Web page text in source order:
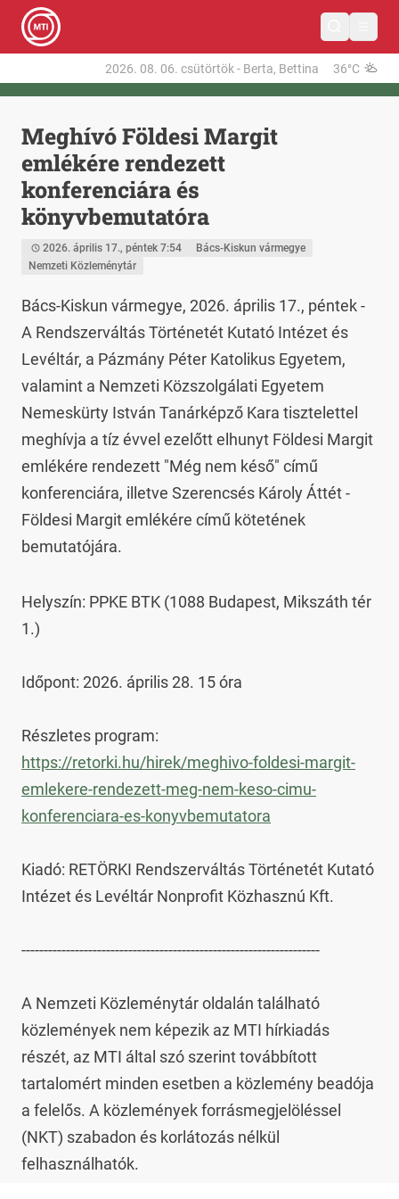
2026. 08. 06. csütörtök- Berta, Bettina 36°C
Meghívó Földesi Margit
emlékére rendezett
konferenciára és
könyvbemutatóra
2026. április 17., péntek 7:54
Bács-Kiskun vármegye
Nemzeti Közleménytár
Bács-Kiskun vármegye, 2026. április 17., péntek -
A Rendszerváltás Történetét Kutató Intézet és
Levéltár, a Pázmány Péter Katolikus Egyetem,
valamint a Nemzeti Közszolgálati Egyetem
Nemeskürty István Tanárképző Kara tisztelettel
meghívja a tíz évvel ezelőtt elhunyt Földesi Margit
emlékére rendezett "Még nem késő" című
konferenciára, illetve Szerencsés Károly Áttét -
Földesi Margit emlékére című kötetének
bemutatójára.
Helyszín: PPKE BTK (1088 Budapest, Mikszáth tér
1.)
Időpont: 2026. április 28. 15 óra
https://retorki.hu/hirek/meghivo-foldesi-margit-
emlekere-rendezett-meg-nem-keso-cimu-
konferenciara-es-konyvbemutatora
Kiadó: RETÖRKI Rendszerváltás Történetét Kutató
Intézet és Levéltár Nonprofit Közhasznú Kft.
-------------------------------------------------------------------
A Nemzeti Közleménytár oldalán található
közlemények nem képezik az MTI hírkiadás
részét, az MTI által szó szerint továbbított
tartalomért minden esetben a közlemény beadója
a felelős. A közlemények forrásmegjelöléssel
(NKT) szabadon és korlátozás nélkül
felhasználhatók.